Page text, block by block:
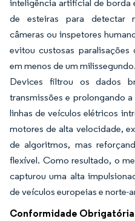
inteligência artificial de borda
de esteiras para detectar
câmeras ou inspetores
evitou custosas paralisações
em menos de um
Devices filtrou os dados
transmissões e prolongando
linhas de veículos elétricos
motores de alta velocidade,
de algoritmos, mas
flexível. Como resultado, o
capturou uma alta
de veículos europeias e norte-
Conformidade Obrigatória